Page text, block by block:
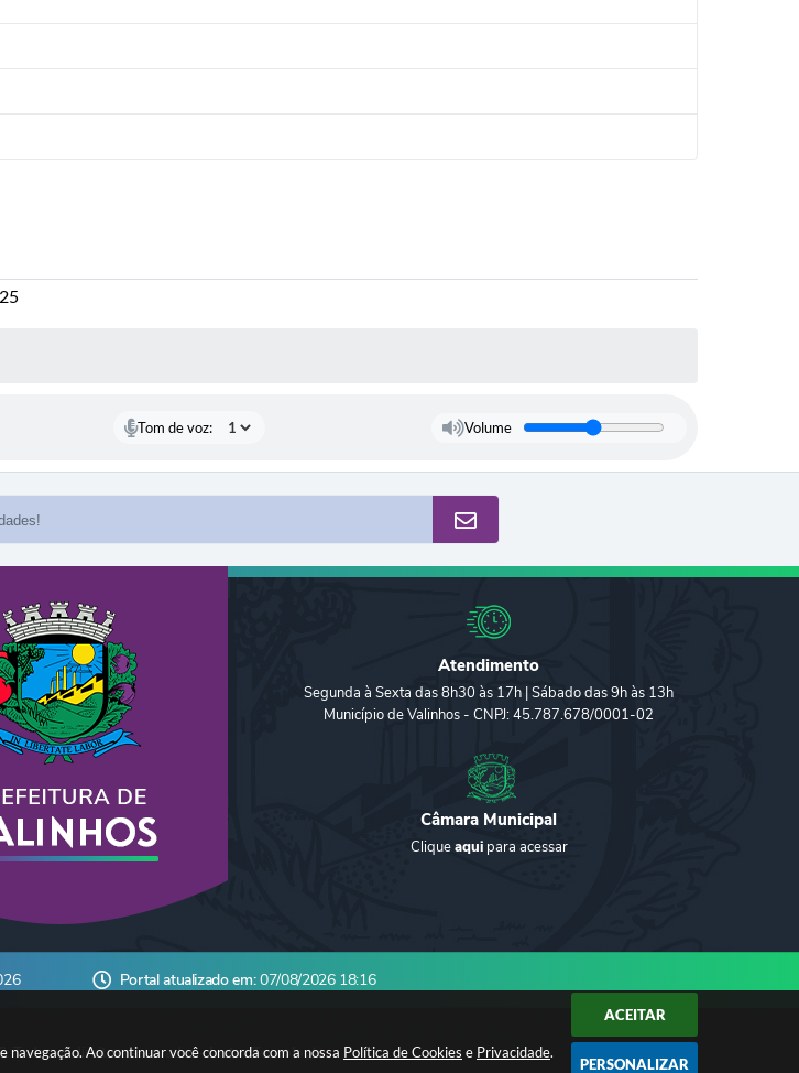
Ao continuar você concorda com a nossa Política de Cookies e Privacidade.
ACEITAR
PERSONALIZAR
Tom de voz: Volume
Atendimento
Segunda à Sexta das 8h30 às 17h | Sábado das 9h às 13h
Município de Valinhos - CNPJ: 45.787.678/0001-02
Câmara Municipal
Cliqueaquipara acessar
Portal atualizado em:07/08/2026 18:16
os direitos reservados -Instar Tecnologia